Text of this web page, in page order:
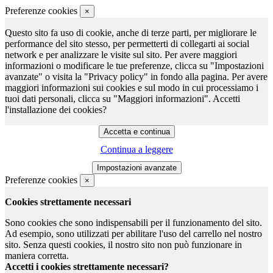
Preferenze cookies ×
Questo sito fa uso di cookie, anche di terze parti, per migliorare le
performance del sito stesso, per permetterti di collegarti ai social
network e per analizzare le visite sul sito. Per avere maggiori
informazioni o modificare le tue preferenze, clicca su "Impostazioni
avanzate" o visita la "Privacy policy" in fondo alla pagina. Per avere
maggiori informazioni sui cookies e sul modo in cui processiamo i
tuoi dati personali, clicca su "Maggiori informazioni". Accetti
l'installazione dei cookies?
Continua a leggere
Preferenze cookies ×
Cookies strettamente necessari
Sono cookies che sono indispensabili per il funzionamento del sito.
Ad esempio, sono utilizzati per abilitare l'uso del carrello nel nostro
sito. Senza questi cookies, il nostro sito non può funzionare in
maniera corretta.
Accetti i cookies strettamente necessari?